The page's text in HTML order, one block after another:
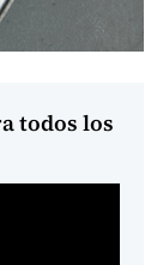
todos los